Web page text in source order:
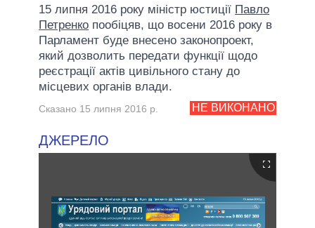
ВСІ ПЕРСОНИ
15 липня 2016 року міністр юстиції Павло
Петренко пообіцяв, що восени 2016 року в
Парламент буде внесено законопроект,
який дозволить передати функції щодо
реєстрації актів цивільного стану до
місцевих органів влади.
НЕ ВИКОНАНО
Сказано 15 липня 2016 р.
ДЖЕРЕЛО